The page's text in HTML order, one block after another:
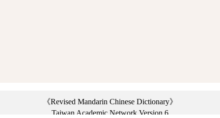
《Revised Mandarin Chinese Dictionary》
Taiwan Academic Network Version 6